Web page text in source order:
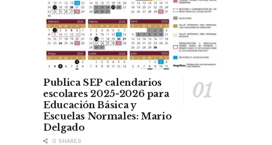
Publica SEP calendarios
escolares 2025-2026 para
Educación Básica y
Escuelas Normales: Mario
Delgado
0 SHARES